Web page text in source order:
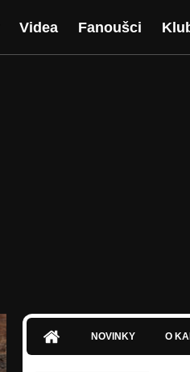
Videa Fanoušci
NOVINKY O